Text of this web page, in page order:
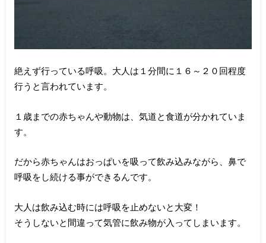
絶えず行っている呼吸。大人は１分間に１６～２０回程度
行うと言われています。
１歳までの赤ちゃんや動物は、気道と食道が分かれていま
す。
だから赤ちゃんはおっぱいを吸って飲み込みながら、鼻で
呼吸をし続ける事ができるんです。
大人は飲み込む時には呼吸を止めないと大変！
そうしないと間違って気管に飲み物が入ってしまいます。